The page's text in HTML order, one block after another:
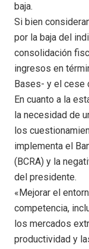
baja.
Si bien
por la baja del
consolidación
ingresos en
Bases- y el cese
En cuanto a la
la necesidad de
los
implementa el
(BCRA) y la
del presidente.
«Mejorar el
competencia,
los mercados
productividad y